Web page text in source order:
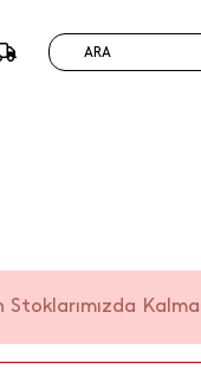
ARA
Küpe.
Stoklarımızda